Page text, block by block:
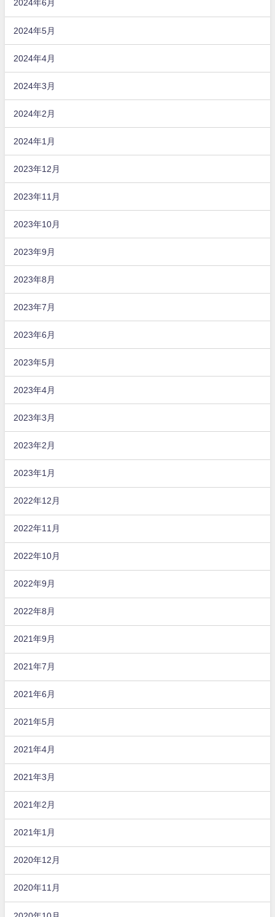
2024年6月
2024年5月
2024年4月
2024年3月
2024年2月
2024年1月
2023年12月
2023年11月
2023年10月
2023年9月
2023年8月
2023年7月
2023年6月
2023年5月
2023年4月
2023年3月
2023年2月
2023年1月
2022年12月
2022年11月
2022年10月
2022年9月
2022年8月
2021年9月
2021年7月
2021年6月
2021年5月
2021年4月
2021年3月
2021年2月
2021年1月
2020年12月
2020年11月